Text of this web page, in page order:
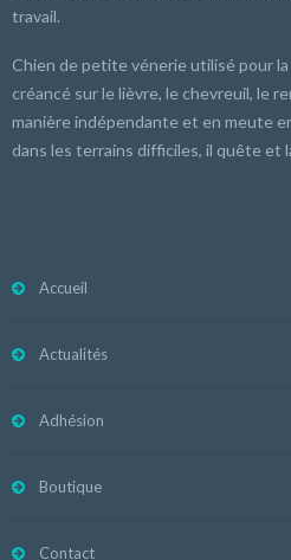
travail.
Chien de petite vénerie utilisé pour
créancé sur le lièvre, le chevreuil, le
manière indépendante et en meute
dans les terrains difficiles, il quête et
Accueil
Actualités
Adhésion
Boutique
Contact